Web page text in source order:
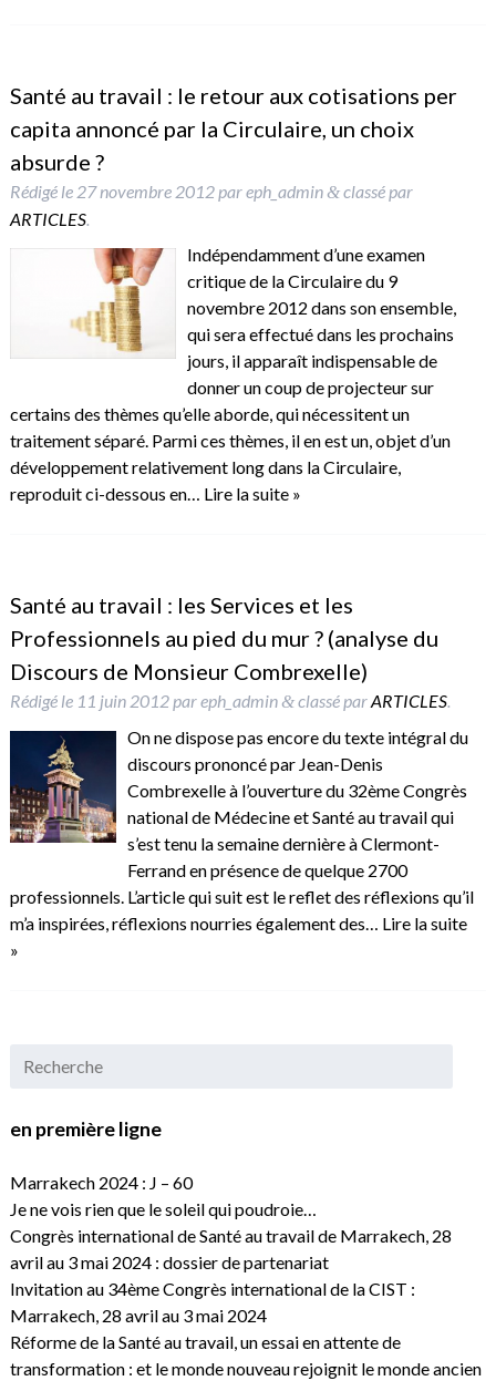
Santé au travail : le retour aux cotisations per
capita annoncé par la Circulaire, un choix
absurde ?
Rédigé le 27 novembre 2012pareph_admin &classé par
ARTICLES.
Indépendamment d’une examen
critique de la Circulaire du 9
novembre 2012 dans son ensemble,
qui sera effectué dans les prochains
jours, il apparaît indispensable de
donner un coup de projecteur sur
certains des thèmes qu’elle aborde, qui nécessitent un
traitement séparé. Parmi ces thèmes, il en est un, objet d’un
développement relativement long dans la Circulaire,
reproduit ci-dessous en… Lire la suite »
Santé au travail : les Services et les
Professionnels au pied du mur ? (analyse du
Discours de Monsieur Combrexelle)
Rédigé le 11 juin 2012pareph_admin &classé parARTICLES.
On ne dispose pas encore du texte intégral du
discours prononcé par Jean-Denis
Combrexelle à l’ouverture du 32ème Congrès
national de Médecine et Santé au travail qui
s’est tenu la semaine dernière à Clermont-
Ferrand en présence de quelque 2700
professionnels. L’article qui suit est le reflet des réflexions qu’il
m’a inspirées, réflexions nourries également des… Lire la suite
»
en première ligne
Marrakech 2024 : J – 60
Je ne vois rien que le soleil qui poudroie…
Congrès international de Santé au travail de Marrakech, 28
avril au 3 mai 2024 : dossier de partenariat
Invitation au 34ème Congrès international de la CIST :
Marrakech, 28 avril au 3 mai 2024
Réforme de la Santé au travail, un essai en attente de
transformation : et le monde nouveau rejoignit le monde ancien